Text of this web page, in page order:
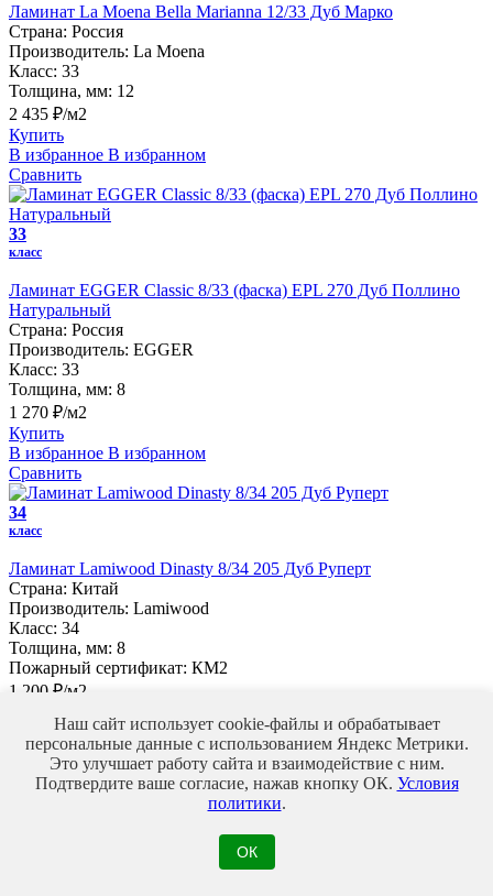
Ламинат La Moena Bella Marianna 12/33 Дуб Марко
Страна: Россия
Производитель: La Moena
Класс: 33
Толщина, мм: 12
2 435 ₽/м2
Купить
В избранное В избранном
Сравнить
33
класс
Ламинат EGGER Classic 8/33 (фаска) EPL 270 Дуб Поллино
Натуральный
Страна: Россия
Производитель: EGGER
Класс: 33
Толщина, мм: 8
1 270 ₽/м2
Купить
В избранное В избранном
Сравнить
34
класс
Ламинат Lamiwood Dinasty 8/34 205 Дуб Руперт
Страна: Китай
Производитель: Lamiwood
Класс: 34
Толщина, мм: 8
Пожарный сертификат: КМ2
1 200 ₽/м2
В избранное В избранном
Сравнить
Ламинат Alpendorf Viva 12/34 10-011354-003 Вилетто
Наш сайт использует cookie-файлы и обрабатывает
персональные данные с использованием Яндекс Метрики.
Это улучшает работу сайта и взаимодействие с ним.
Подтвердите ваше согласие, нажав кнопку ОК. Условия
политики.
ОК